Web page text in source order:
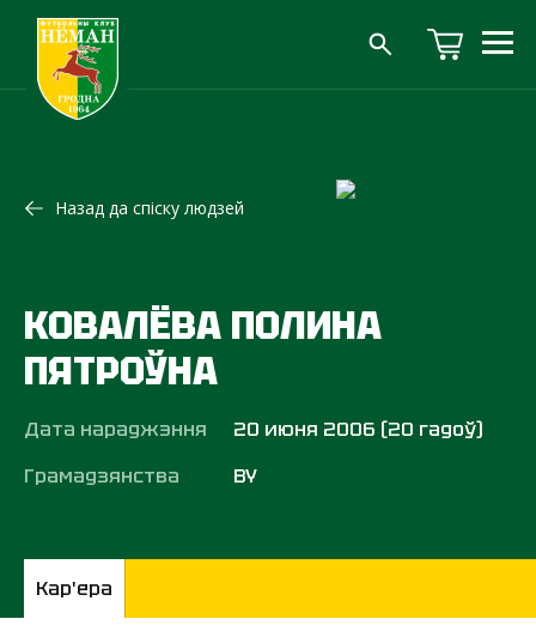
Назад да спіску людзей
КОВАЛЁВА ПОЛИНА
ПЯТРОЎНА
Дата нараджэння
20 июня 2006 (20 гадоў)
Грамадзянства
BY
Кар'ера